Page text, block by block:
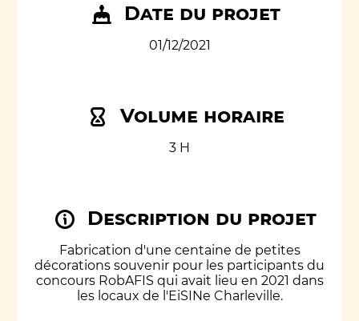
Date du projet
01/12/2021
Volume horaire
3 H
Description du projet
Fabrication d'une centaine de petites
décorations souvenir pour les participants du
concours RobAFIS qui avait lieu en 2021 dans
les locaux de l'EiSINe Charleville.